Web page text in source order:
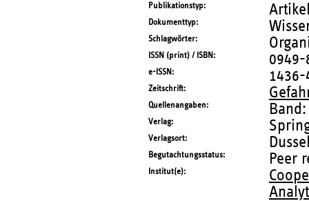
Publikationstyp
Dokumenttyp
Schlagwörter
ISSN (print) / ISBN 0949-
e-ISSN 1436-
Zeitschrift
Quellenangaben
Verlag
Verlagsort
Begutachtungsstatus Peer
Institut(e)